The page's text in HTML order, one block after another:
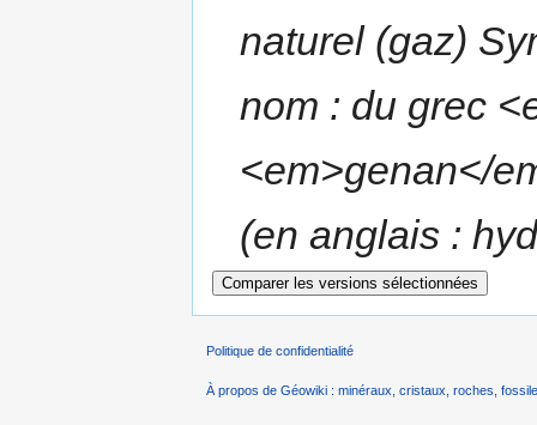
naturel (gaz)
nom : du grec
<em>genan</
(en anglais :
Politique de confidentialité
À propos de Géowiki : minéraux, cristaux, roches,